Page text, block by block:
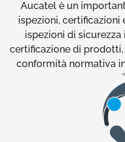
Aucatel è un
ispezioni, certificazioni
ispezioni di
certificazione di
conformità normativa